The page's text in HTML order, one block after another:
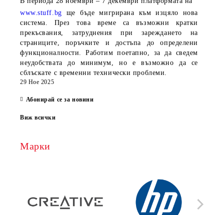
www.stuff.bg ще бъде мигрирана към изцяло нова
система. През това време са възможни кратки
прекъсвания, затруднения при зареждането на
страниците, поръчките и достъпа до определени
функционалности. Работим поетапно, за да сведем
неудобствата до минимум, но е възможно да се
сблъскате с временни технически проблеми.
29 Ное 2025
Абонирай се за новини
Виж всички
Марки